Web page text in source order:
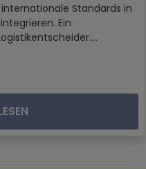
Standards in
Ein